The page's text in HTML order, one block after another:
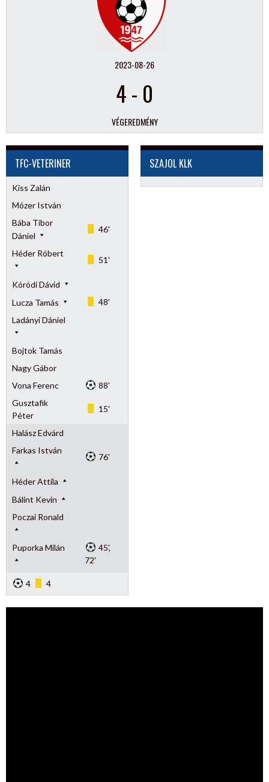
2023-08-26
4- 0
VÉGEREDMÉNY
TFC-VETERINER
Kiss Zalán
Mózer István
Bába Tibor
Dániel
46'
Héder Róbert
51'
Kóródi Dávid
Lucza Tamás
48'
Ladányi Dániel
Bojtok Tamás
Nagy Gábor
Vona Ferenc
88'
Gusztafik
Péter
15'
Halász Edvárd
Farkas István
76'
Héder Attila
Bálint Kevin
Poczai Ronald
Puporka Milán
45',
72'
4 4
SZAJOL KLK